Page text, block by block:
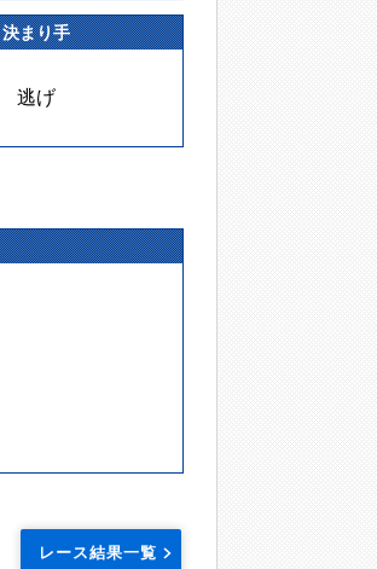
決まり手
逃げ
レース結果一覧